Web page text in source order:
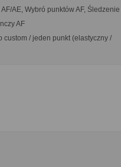
AE, Wybró punktów AF, Śledzenie
AF
custom / jeden punkt (elastyczny /